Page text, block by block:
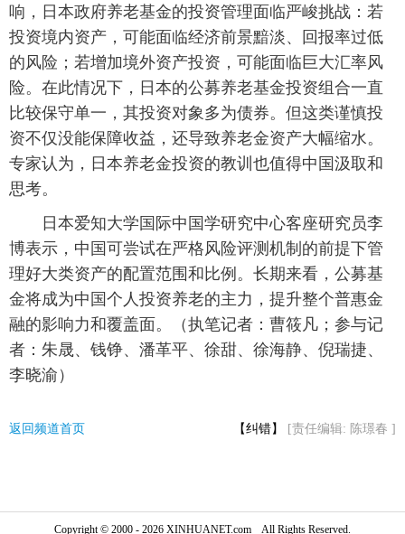
响，日本政府养老基金的投资管理面临严峻挑战：若
投资境内资产，可能面临经济前景黯淡、回报率过低
的风险；若增加境外资产投资，可能面临巨大汇率风
险。在此情况下，日本的公募养老基金投资组合一直
比较保守单一，其投资对象多为债券。但这类谨慎投
资不仅没能保障收益，还导致养老金资产大幅缩水。
专家认为，日本养老金投资的教训也值得中国汲取和
思考。
日本爱知大学国际中国学研究中心客座研究员李
博表示，中国可尝试在严格风险评测机制的前提下管
理好大类资产的配置范围和比例。长期来看，公募基
金将成为中国个人投资养老的主力，提升整个普惠金
融的影响力和覆盖面。（执笔记者：曹筱凡；参与记
者：朱晟、钱铮、潘革平、徐甜、徐海静、倪瑞捷、
李晓渝）
返回频道首页 【纠错】 [责任编辑: 陈璟春 ]
Copyright © 2000 - 2026 XINHUANET.com All Rights Reserved.